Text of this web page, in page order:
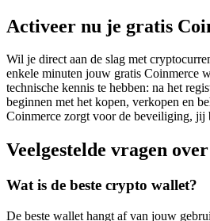
Activeer nu je gratis
Wil je direct aan de slag met
enkele minuten jouw gratis Coinmerce
technische kennis te hebben: na het
beginnen met het kopen, verkopen en
Coinmerce zorgt voor de beveiliging, jij
Veelgestelde vragen
Wat is de beste crypto wallet?
De beste wallet hangt af van jouw